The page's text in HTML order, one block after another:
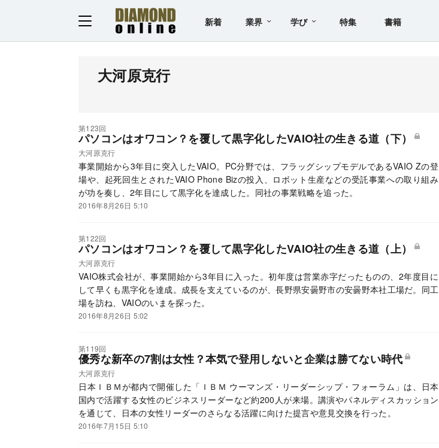
新着 業界 学び 特集 書籍
大河原克行
第123回
パソコンはオワコン？を覆して黒字化したVAIO社の生きる道（下）
大河原克行
事業開始から3年目に突入したVAIO。PC分野では、フラッグシップモデルであるVAIO Zの登
場や、起死回生とされたVAIO Phone Bizの投入、ロボット生産などの受託事業への取り組み
が功を奏し、2年目にして黒字化を達成した。同社の事業戦略を追った。
2016年8月26日 5:10
第122回
パソコンはオワコン？を覆して黒字化したVAIO社の生きる道（上）
大河原克行
VAIO株式会社が、事業開始から3年目に入った。初年度は営業赤字だったものの、2年度目に
して早くも黒字化を達成。成長を支えているのが、長野県安曇野市の安曇野本社工場だ。同工
場を訪ね、VAIOのいまを探った。
2016年8月26日 5:02
第119回
優秀な新卒の7割は女性？本気で登用しないと企業は勝てない時代
大河原克行
日本ＩＢＭが都内で開催した「ＩＢＭ ウーマンズ・リーダーシップ・フォーラム」は、日本
国内で活躍する女性のビジネスリーダーなど約200人が来場。講演やパネルディスカッション
を通じて、日本の女性リーダーのさらなる活躍に向けた提言や意見交換を行った。
2016年7月15日 5:10